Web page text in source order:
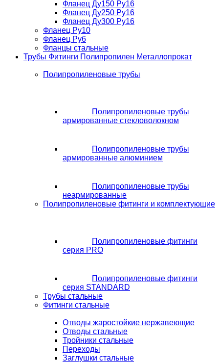
Фланец Ду150 Ру16
Фланец Ду250 Ру16
Фланец Ду300 Ру16
Фланец Ру10
Фланец Ру6
Фланцы стальные
Трубы Фитинги Полипропилен Металлопрокат
Полипропиленовые трубы
Полипропиленовые трубы
армированные стекловолокном
Полипропиленовые трубы
армированные алюминием
Полипропиленовые трубы
неармированные
Полипропиленовые фитинги и комплектующие
Полипропиленовые фитинги
серия PRO
Полипропиленовые фитинги
серия STANDARD
Трубы стальные
Фитинги стальные
Отводы жаростойкие нержавеющие
Отводы стальные
Тройники стальные
Переходы
Заглушки стальные